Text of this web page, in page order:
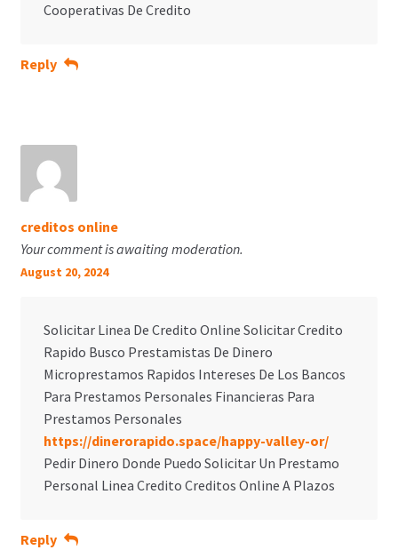
Cooperativas De Credito
Reply
creditos online
Your comment is awaiting moderation.
August 20, 2024
Solicitar Linea De Credito Online Solicitar Credito
Rapido Busco Prestamistas De Dinero
Microprestamos Rapidos Intereses De Los Bancos
Para Prestamos Personales Financieras Para
Prestamos Personales
https://dinerorapido.space/happy-valley-or/
Pedir Dinero Donde Puedo Solicitar Un Prestamo
Personal Linea Credito Creditos Online A Plazos
Reply